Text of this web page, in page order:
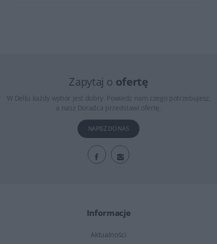
Zapytaj o ofertę
W Dellu każdy wybór jest dobry. Powiedz nam czego potrzebujesz,
a nasz Doradca przedstawi ofertę.
NAPISZ DO NAS
Informacje
Aktualności